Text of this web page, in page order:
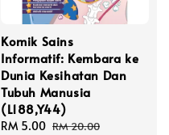
Komik Sains
Informatif: Kembara ke
Dunia Kesihatan Dan
Tubuh Manusia
(L188,Y44)
Sale
RM 5.00 Regular
RM 20.00